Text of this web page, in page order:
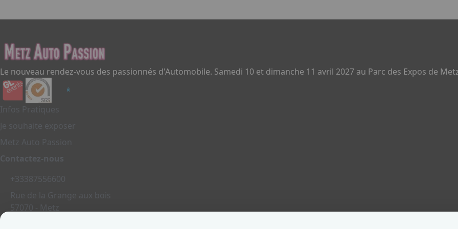
Le nouveau rendez-vous des passionnés d'Automobile. Samedi 10 et dimanche 11 avril 2027 au Parc des Expos de
Infos Pratiques
Je souhaite exposer
Metz Auto Passion
Contactez-nous
+33387556600
Rue de la Grange aux bois
57070 - Metz